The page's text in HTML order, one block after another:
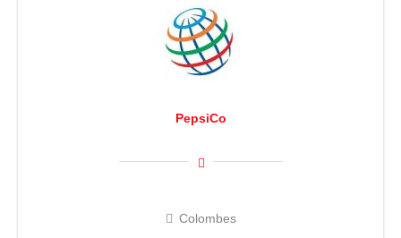
PepsiCo
Colombes